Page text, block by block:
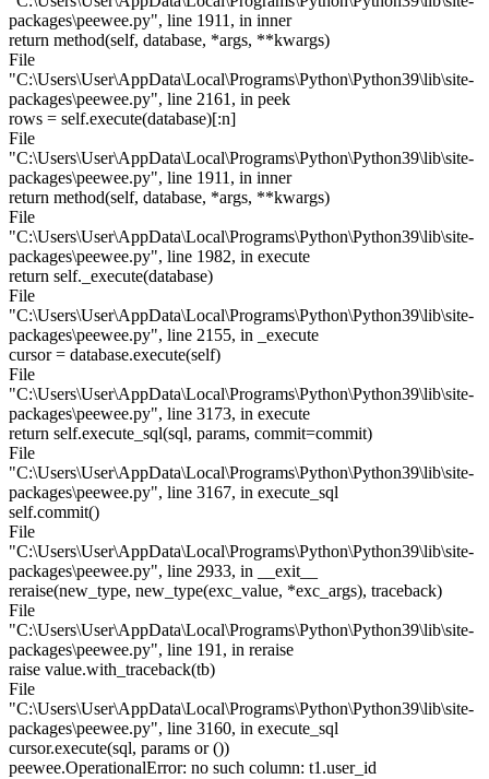
packages\peewee.py", line 1911, in inner
return method(self, database, *args, **kwargs)
File
"C:\Users\User\AppData\Local\Programs\Python\Python39\lib\site-
packages\peewee.py", line 2161, in peek
rows = self.execute(database)[:n]
File
"C:\Users\User\AppData\Local\Programs\Python\Python39\lib\site-
packages\peewee.py", line 1911, in inner
return method(self, database, *args, **kwargs)
File
"C:\Users\User\AppData\Local\Programs\Python\Python39\lib\site-
packages\peewee.py", line 1982, in execute
return self._execute(database)
File
"C:\Users\User\AppData\Local\Programs\Python\Python39\lib\site-
packages\peewee.py", line 2155, in _execute
cursor = database.execute(self)
File
"C:\Users\User\AppData\Local\Programs\Python\Python39\lib\site-
packages\peewee.py", line 3173, in execute
return self.execute_sql(sql, params, commit=commit)
File
"C:\Users\User\AppData\Local\Programs\Python\Python39\lib\site-
packages\peewee.py", line 3167, in execute_sql
self.commit()
File
"C:\Users\User\AppData\Local\Programs\Python\Python39\lib\site-
packages\peewee.py", line 2933, in __exit__
reraise(new_type, new_type(exc_value, *exc_args), traceback)
File
"C:\Users\User\AppData\Local\Programs\Python\Python39\lib\site-
packages\peewee.py", line 191, in reraise
raise value.with_traceback(tb)
File
"C:\Users\User\AppData\Local\Programs\Python\Python39\lib\site-
packages\peewee.py", line 3160, in execute_sql
cursor.execute(sql, params or ())
peewee.OperationalError: no such column: t1.user_id